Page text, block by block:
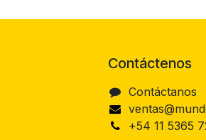
Contáctenos
Contáctanos
+54 11 5365